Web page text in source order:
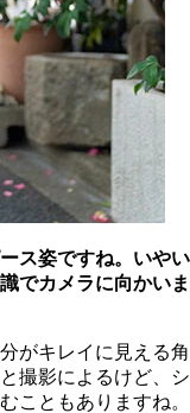
ス姿ですね。いやい
でカメラに向かいま
がキレイに見える角
撮影によるけど、シ
こともありますね。